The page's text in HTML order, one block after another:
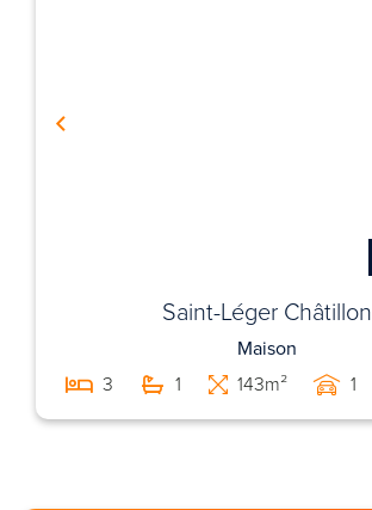
Saint-Léger Châtillon
Maison
3
1 143m² 1